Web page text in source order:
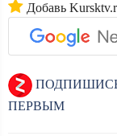
Добавь
ПЕРВЫМ